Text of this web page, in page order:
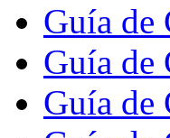
Guía de
Guía de
Guía de